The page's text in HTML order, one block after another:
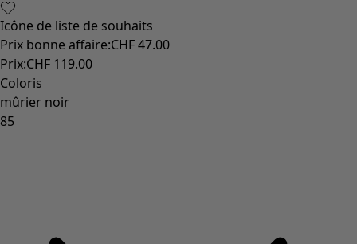
Icône de liste de souhaits
Prix bonne affaire:CHF 47.00
Prix:CHF 119.00
Coloris
mûrier noir
85